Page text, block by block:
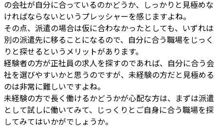
の会社が自分に合っているのかどうか、しっかりと見極めな
ければならないというプレッシャーを感じますよね。
その点、派遣の場合は仮に合わなかったとしても、いずれは
別の派遣先に移ることになるので、自分に合う職場をじっく
りと探せるというメリットがあります。
経験者の方が正社員の求人を探すのであれば、自分に合う会
社を選びやすいかと思うのですが、未経験の方だと見極める
のは非常に難しいですよね。
未経験の方で長く働けるかどうかが心配な方は、まずは派遣
として試しに働いてみて、じっくりとご自身に合う職場を探
してみてはいかがでしょうか。